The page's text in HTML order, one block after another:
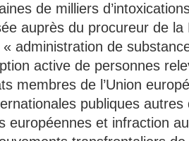
de milliers
auprès du procureur de la
administration de
active de personnes
membres de l’Union
publiques
européennes et infraction